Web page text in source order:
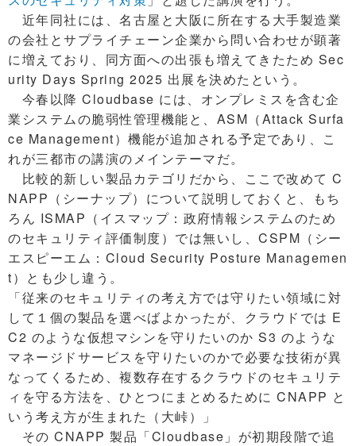
近年同社には、名古屋と大阪に所在する大手製造業
の会社とサプライチェーン企業から問い合わせが顕著
に増えており、同方面への出張も増えてきたため Sec
urity Days Spring 2025 出展を決めたという。
今春以降 Cloudbase には、オンプレミスを含む企
業システムの脆弱性管理機能と、ASM（Attack Surfa
ce Management）機能が追加される予定であり、こ
れが三都市の講演のメインテーマだ。
比較的新しい製品カテゴリだから、ここで改めて C
NAPP（シーナップ）について説明しておくと、もち
ろん ISMAP（イスマップ：政府情報システムのため
のセキュリティ評価制度）では無いし、CSPM（シー
エスピーエム：Cloud Security Posture Managemen
t）とも少し違う。
「従来のセキュリティの考え方では守りたい領域に対
して１個の製品を選べばよかったが、クラウドでは E
C2 のような仮想マシンを守りたいのか S3 のような
マネージドサービスを守りたいのかで必要な技術が異
なってくるため、複数存在するクラウドのセキュリテ
ィを守る方法を、ひとつにまとめるために CNAPP と
いう考え方が生まれた（大峠）」
その CNAPP 製品「Cloudbase」が初期段階で追